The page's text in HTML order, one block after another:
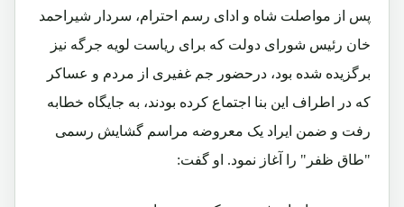
پس از مواصلت شاه و ادای رسم احترام، سردار شیراحمد
خان رئیس شورای دولت که برای ریاست لویه جرگه نیز
برگزیده شده بود، درحضور جم غفیری از مردم و عساکر
که در اطراف این بنا اجتماع کرده بودند، به جایگاه خطابه
رفت و ضمن ایراد یک معروضه مراسم گشایش رسمی
"طاق ظفر" را آغاز نمود. او گفت: